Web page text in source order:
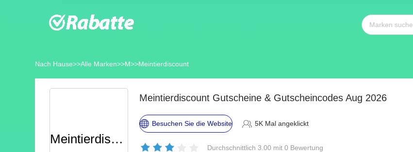
Nach Hause>>Alle Marken>>M>>Meintierdiscount
Meintierdiscount
Meintierdiscount Gutscheine & Gutscheincodes Aug 2026
Besuchen Sie die Website 5K Mal angeklickt
Durchschnittlich 3.00 mit 0 Bewertung